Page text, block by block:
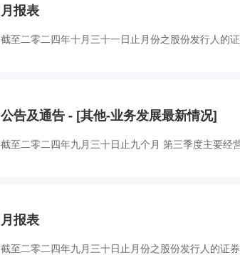
月报表
截至二零二四年十月三十一日止月份之股份发行人的
公告及通告 - [其他-业务发展最新情况]
截至二零二四年九月三十日止九个月 第三季度主要经
月报表
截至二零二四年九月三十日止月份之股份发行人的证